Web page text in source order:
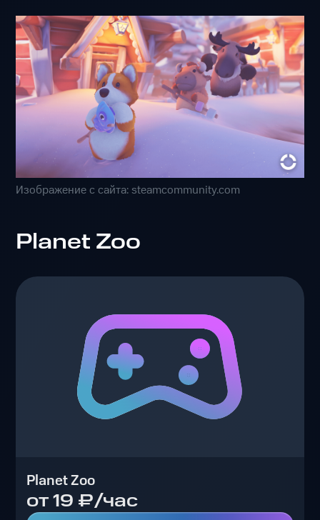
Изображение с сайта: steamcommunity.com
Planet Zoo
Planet Zoo
от 19 ₽/час